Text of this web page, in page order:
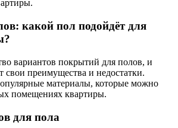
какой пол подойдёт для
вариантов покрытий для полов, и
преимущества и недостатки.
материалы, которые можно
помещениях квартиры.
для пола